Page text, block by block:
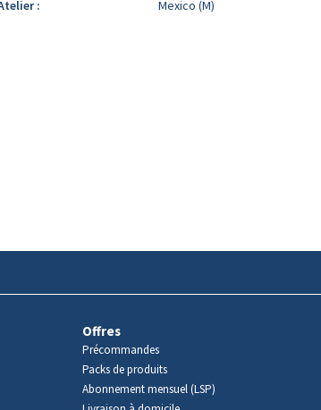
:
Mexico (M)
Offres
Précommandes
Packs de produits
Abonnement mensuel (LSP)